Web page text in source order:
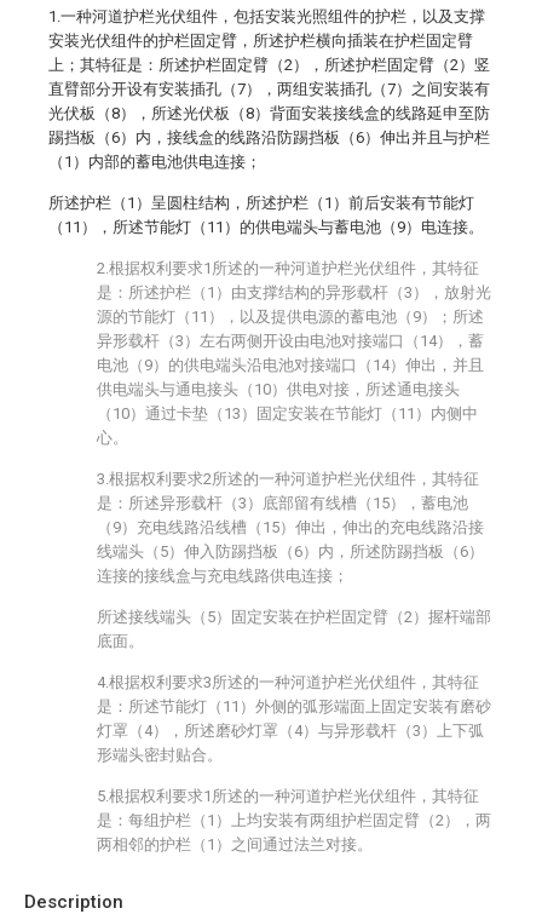
Description
1.一种河道护栏光伏组件，包括安装光照组件的护栏，以及支撑
安装光伏组件的护栏固定臂，所述护栏横向插装在护栏固定臂
上；其特征是：所述护栏固定臂（2），所述护栏固定臂（2）竖
直臂部分开设有安装插孔（7），两组安装插孔（7）之间安装有
光伏板（8），所述光伏板（8）背面安装接线盒的线路延申至防
踢挡板（6）内，接线盒的线路沿防踢挡板（6）伸出并且与护栏
（1）内部的蓄电池供电连接；
所述护栏（1）呈圆柱结构，所述护栏（1）前后安装有节能灯
（11），所述节能灯（11）的供电端头与蓄电池（9）电连接。
2.根据权利要求1所述的一种河道护栏光伏组件，其特征
是：所述护栏（1）由支撑结构的异形载杆（3），放射光
源的节能灯（11），以及提供电源的蓄电池（9）；所述
异形载杆（3）左右两侧开设由电池对接端口（14），蓄
电池（9）的供电端头沿电池对接端口（14）伸出，并且
供电端头与通电接头（10）供电对接，所述通电接头
（10）通过卡垫（13）固定安装在节能灯（11）内侧中
心。
3.根据权利要求2所述的一种河道护栏光伏组件，其特征
是：所述异形载杆（3）底部留有线槽（15），蓄电池
（9）充电线路沿线槽（15）伸出，伸出的充电线路沿接
线端头（5）伸入防踢挡板（6）内，所述防踢挡板（6）
连接的接线盒与充电线路供电连接；
所述接线端头（5）固定安装在护栏固定臂（2）握杆端部
底面。
4.根据权利要求3所述的一种河道护栏光伏组件，其特征
是：所述节能灯（11）外侧的弧形端面上固定安装有磨砂
灯罩（4），所述磨砂灯罩（4）与异形载杆（3）上下弧
形端头密封贴合。
5.根据权利要求1所述的一种河道护栏光伏组件，其特征
是：每组护栏（1）上均安装有两组护栏固定臂（2），两
两相邻的护栏（1）之间通过法兰对接。